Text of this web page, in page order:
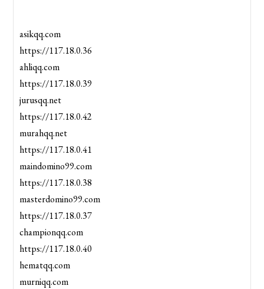
asikqq.com
https://117.18.0.36
ahliqq.com
https://117.18.0.39
jurusqq.net
https://117.18.0.42
murahqq.net
https://117.18.0.41
maindomino99.com
https://117.18.0.38
masterdomino99.com
https://117.18.0.37
championqq.com
https://117.18.0.40
hematqq.com
murniqq.com